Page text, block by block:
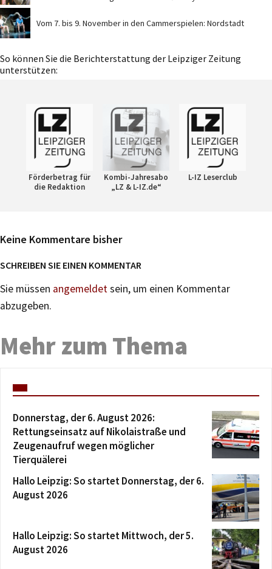
Vom 7. bis 9. November in den Cammerspielen: Nordstadt
So können Sie die Berichterstattung der Leipziger Zeitung
unterstützen:
Förderbetrag für
die Redaktion
Kombi-Jahresabo
„LZ & L-IZ.de“
L-IZ Leserclub
Keine Kommentare bisher
SCHREIBEN SIE EINEN KOMMENTAR
Sie müssen angemeldetsein, um einen Kommentar
abzugeben.
Mehr zum Thema
Donnerstag, der 6. August 2026:
Rettungseinsatz auf Nikolaistraße und
Zeugenaufruf wegen möglicher
Tierquälerei
Hallo Leipzig: So startet Donnerstag, der 6.
August 2026
Hallo Leipzig: So startet Mittwoch, der 5.
August 2026